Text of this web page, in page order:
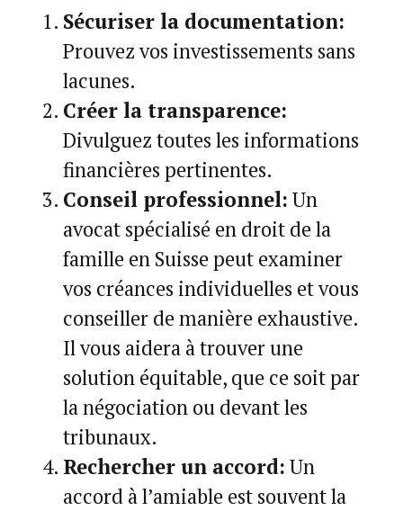
Sécuriser la documentation:
Prouvez vos investissements sans
lacunes.
Créer la transparence:
Divulguez toutes les informations
financières pertinentes.
Conseil professionnel: Un
avocat spécialisé en droit de la
famille en Suisse peut examiner
vos créances individuelles et vous
conseiller de manière exhaustive.
Il vous aidera à trouver une
solution équitable, que ce soit par
la négociation ou devant les
tribunaux.
Rechercher un accord: Un
accord à l’amiable est souvent la